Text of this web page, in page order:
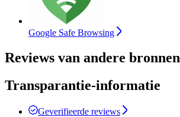
Google Safe Browsing
Reviews van andere bronnen
Transparantie-informatie
Geverifieerde reviews